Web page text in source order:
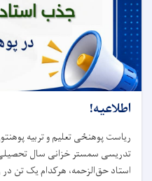
اطلاعیه!
ریاست پوهنځی تعلیم و تربیه
استاد حق‌الزحمه، هرکدام یک تن